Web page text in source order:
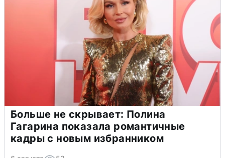
Больше не скрывает: Полина
Гагарина показала романтичные
кадры с новым избранником